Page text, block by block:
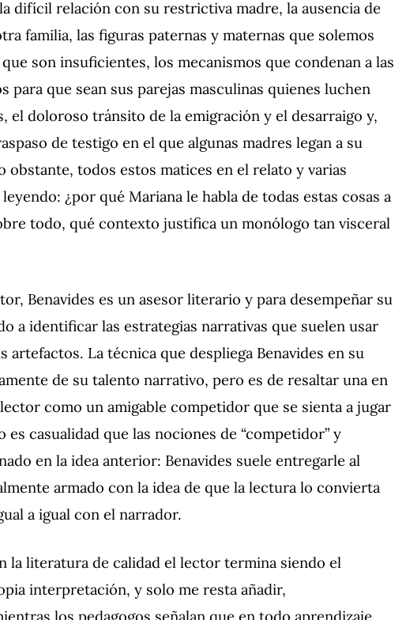
difícil relación con su restrictiva madre, la ausencia de
familia, las figuras paternas y maternas que solemos
son insuficientes, los mecanismos que condenan a las
para que sean sus parejas masculinas quienes luchen
el doloroso tránsito de la emigración y el desarraigo y,
de testigo en el que algunas madres legan a su
obstante, todos estos matices en el relato y varias
¿por qué Mariana le habla de todas estas cosas a
todo, qué contexto justifica un monólogo tan visceral
Benavides es un asesor literario y para desempeñar su
a identificar las estrategias narrativas que suelen usar
artefactos. La técnica que despliega Benavides en su
de su talento narrativo, pero es de resaltar una en
como un amigable competidor que se sienta a jugar
es casualidad que las nociones de “competidor” y
en la idea anterior: Benavides suele entregarle al
armado con la idea de que la lectura lo convierta
a igual con el narrador.
la literatura de calidad el lector termina siendo el
interpretación, y solo me resta añadir,
los pedagogos señalan que en todo aprendizaje